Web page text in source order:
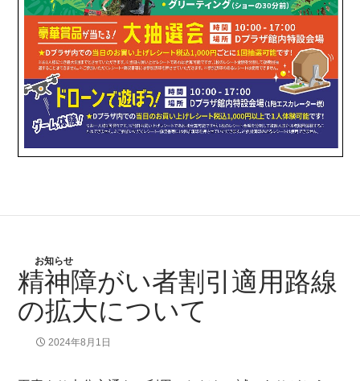
お知らせ
精神障がい者割引適用路線
の拡大について
2024年8月1日